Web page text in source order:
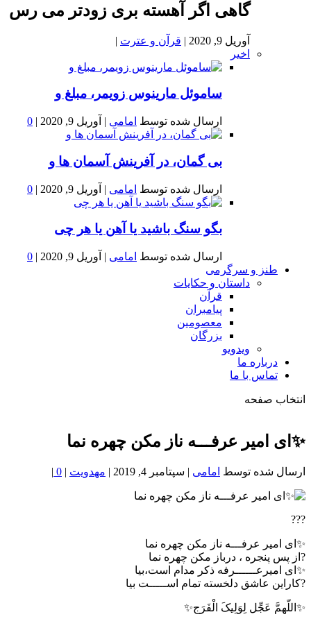
گاهی اگر آهسته بری زودتر می رس
آوریل 9, 2020 | قرآن و عترت |
اخیر
ساموئل مارینوس زویمر، مبلغ و
ارسال شده توسط امامی | آوریل 9, 2020 |
0
بى گمان، در آفرينش آسمان ها و
ارسال شده توسط امامی | آوریل 9, 2020 |
0
بگو سنگ باشید یا آهن یا هر چی
ارسال شده توسط امامی | آوریل 9, 2020 |
0
طنز و سرگرمی
داستان و حکایات
قرآن
پیامبران
معصومین
بزرگان
ویدویو
درباره ما
تماس با ما
انتخاب صفحه
خون
شمال
✨ای امیر عرفـــه ناز مکن چهره نما
ارسال شده توسط امامی | سپتامبر 4, 2019 | مهدویت |
0
|
???
✨ای امیر عرفـــه ناز مکن چهره نما
?از پس پنجره ، درباز مکن چهره نما
✨ای امیرعــــــرفه ذکر مدام است،بیا
?کاراین عاشق دلخسته تمام اســـــت بیا
✨اللّهمَّ عَجِّل لِوَلِیکَ الْفَرَج✨